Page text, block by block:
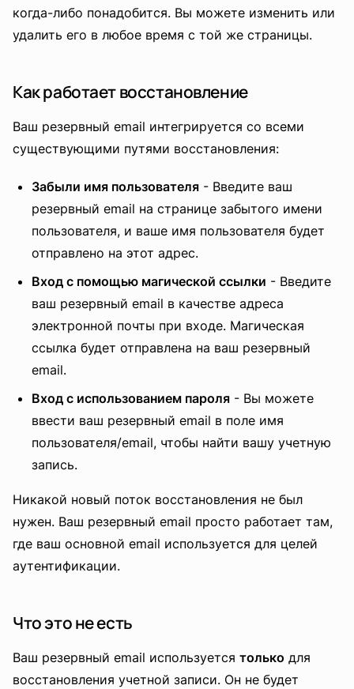
когда-либо понадобится. Вы можете изменить или
удалить его в любое время с той же страницы.
Как работает восстановление
Ваш резервный email интегрируется со всеми
существующими путями восстановления:
Забыли имя пользователя - Введите ваш
резервный email на странице забытого имени
пользователя, и ваше имя пользователя будет
отправлено на этот адрес.
Вход с помощью магической ссылки - Введите
ваш резервный email в качестве адреса
электронной почты при входе. Магическая
ссылка будет отправлена на ваш резервный
email.
Вход с использованием пароля - Вы можете
ввести ваш резервный email в поле имя
пользователя/email, чтобы найти вашу учетную
запись.
Никакой новый поток восстановления не был
нужен. Ваш резервный email просто работает там,
где ваш основной email используется для целей
аутентификации.
Что это не есть
Ваш резервный email используется только для
восстановления учетной записи. Он не будет